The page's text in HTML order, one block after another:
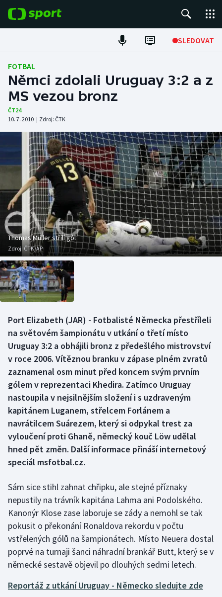
SLEDOVAT
Fotbal
Hokej
Tenis
Atletika
Cyklistika
DALŠÍ SPORTY
Americký fotbal
Baseball a softbal
Basketbal
Biatlon
Boby a skeleton
Box
Curling
Dostihy
Florbal
Futsal
Golf
Gymnastika
Házená
Jezdectví
Judo
Krasobruslení
Lezení
NEPŘEHLÉDNĚTE
Soutěže
Historické návraty
Aplikace ČT sport
AZ kvíz
FOTBAL
Němci zdolali Uruguay 3:2 a z
MS vezou bronz
ČT24
10. 7. 2010 | Zdroj: ČTK
Thomas Müller střílí gól
Zdroj:ČTK/AP
Port Elizabeth (JAR) - Fotbalisté Německa přestříleli
na světovém šampionátu v utkání o třetí místo
Uruguay 3:2 a obhájili bronz z předešlého mistrovství
v roce 2006. Vítěznou branku v zápase plném zvratů
zaznamenal osm minut před koncem svým prvním
gólem v reprezentaci Khedira. Zatímco Uruguay
nastoupila v nejsilnějším složení i s uzdraveným
kapitánem Luganem, střelcem Forlánem a
navrátilcem Suárezem, který si odpykal trest za
vyloučení proti Ghaně, německý kouč Löw udělal
hned pět změn. Další informace přináší internetový
speciál msfotbal.cz.
Sám sice stihl zahnat chřipku, ale stejné příznaky
nepustily na trávník kapitána Lahma ani Podolského.
Kanonýr Klose zase laboruje se zády a nemohl se tak
pokusit o překonání Ronaldova rekordu v počtu
vstřelených gólů na šampionátech. Místo Neuera dostal
poprvé na turnaji šanci náhradní brankář Butt, který se v
německé sestavě objevil po dlouhých sedmi letech.
Reportáž z utkání Uruguay - Německo sledujte zde